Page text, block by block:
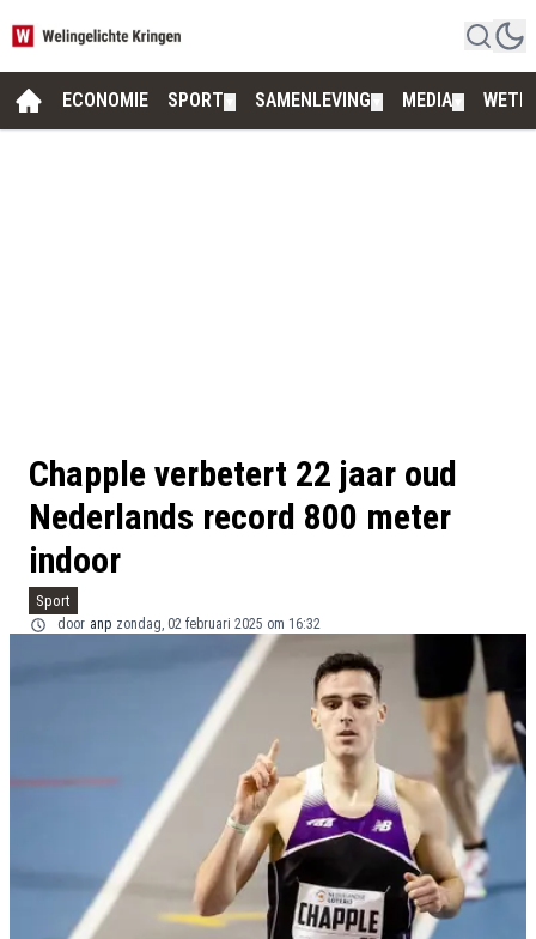
ECONOMIE SPORT SAMENLEVING MEDIA
Chapple verbetert 22 jaar oud
Nederlands record 800 meter
indoor
Sport
door anp zondag, 02 februari 2025 om 16:32